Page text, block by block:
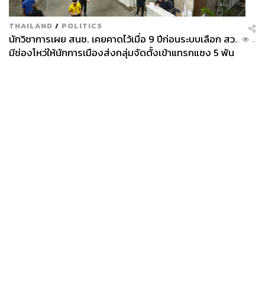
THAILAND / POLITICS
นักวิชาการเผย สนช. เคยคาดไว้เมื่อ 9 ปีก่อนระบบเลือก สว.
มีช่องโหว่ให้นักการเมืองส่งกลุ่มจัดตั้งเข้าแทรกแซง 5 พัน
...